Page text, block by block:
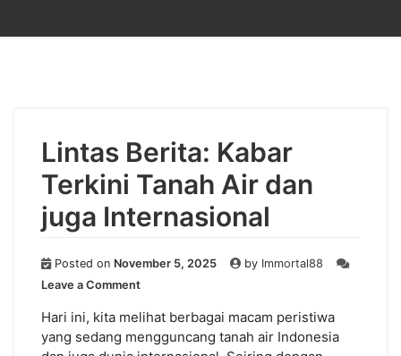
Lintas Berita: Kabar
Terkini Tanah Air dan
juga Internasional
Posted on November 5, 2025 by Immortal88
Leave a Commenton
Berita:
Kabar
Terkini
Hari ini, kita melihat berbagai macam peristiwa
yang sedang mengguncang tanah air Indonesia